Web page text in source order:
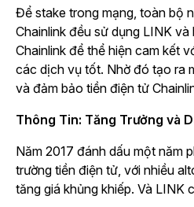
Để stake trong mạng, toàn bộ
Chainlink đều sử dụng LINK
Chainlink để thể hiện cam kết
các dịch vụ tốt. Nhờ đó tạo ra
và đảm bảo tiền điện tử
Thông Tin: Tăng Trưởng và
Năm 2017 đánh dấu một năm
trường tiền điện tử, với nhiều
tăng giá khủng khiếp. Và LINK